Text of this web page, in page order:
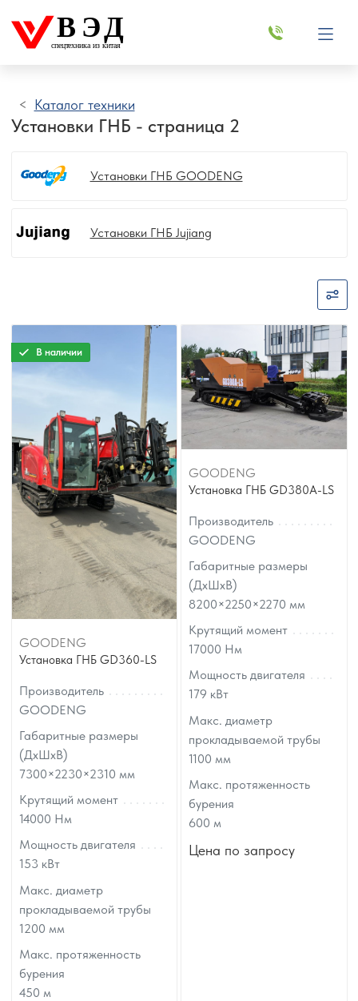
ВЭД
спецтехника из китая
Каталог техники
Установки ГНБ - страница 2
Установки ГНБ GOODENG
Установки ГНБ Jujiang
В наличии
GOODENG
Установка ГНБ GD360-LS
Производитель
GOODENG
Габаритные размеры
(ДхШхВ)
7300×2230×2310 мм
Крутящий момент
14000 Нм
Мощность двигателя
153 кВт
Макс. диаметр
прокладываемой трубы
1200 мм
Макс. протяженность
бурения
450 м
GOODENG
Установка ГНБ GD380A-LS
Производитель
GOODENG
Габаритные размеры
(ДхШхВ)
8200×2250×2270мм
Крутящий момент
17000 Нм
Мощность двигателя
179 кВт
Макс. диаметр
прокладываемой трубы
1100 мм
Макс. протяженность
бурения
600 м
Цена по запросу